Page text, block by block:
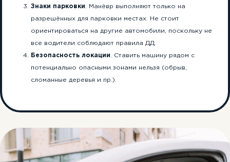
Знаки парковки . Манёвр выполняют только на
разрешённых для парковки местах. Не стоит
ориентироваться на другие автомобили, поскольку не
все водители соблюдают правила ДД.
Безопасность локации . Ставить машину рядом с
потенциально опасными зонами нельзя (обрыв,
сломанные деревья и пр.).